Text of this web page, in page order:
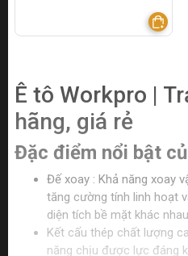
Ê tô Workpro |
hãng, giá rẻ
Đặc điểm nổi bật
Đế xoay : Khả năng xoay
tăng cường tính linh hoạt
diện tích bề mặt khác
Kết cấu thép chất lượng
năng chịu được lực đáng